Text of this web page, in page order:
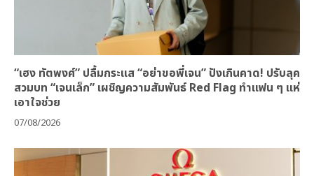
“เฮง ทัตพงศ์” ปลื้มกระแส “อย่าขอพี่เจน” ปังเกินคาด! ปรับลุค
สวมบท “เจนเล็ก” เผชิญความสัมพันธ์ Red Flag ทำแฟน ๆ แห่
เอาใจช่วย
07/08/2026